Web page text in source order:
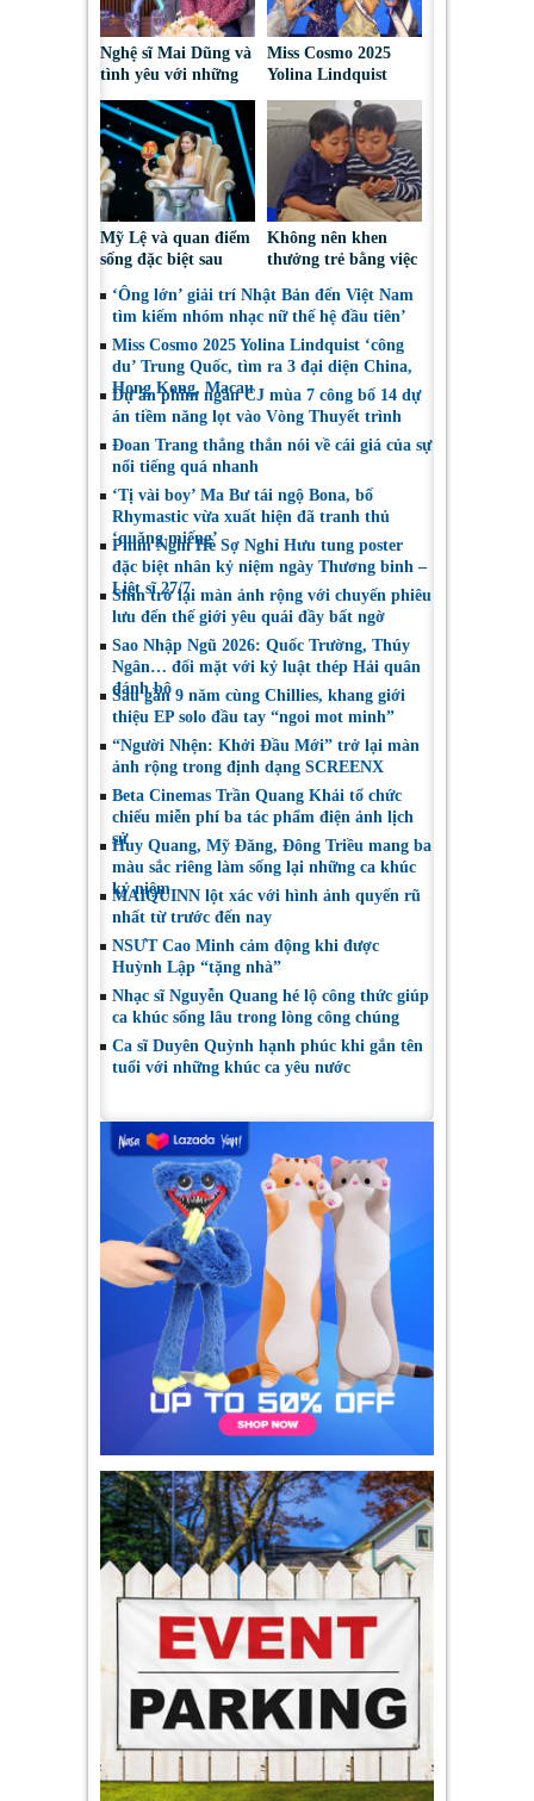
Nghệ sĩ Mai Dũng và
tình yêu với những
“vai ác dễ thương”
Miss Cosmo 2025
Yolina Lindquist
‘công du’ Nepal, tìm
đại diện mới tranh
tài Miss Cosmo 2026
Mỹ Lệ và quan điểm
sống đặc biệt sau
nhiều năm làm nghề
Không nên khen
thưởng trẻ bằng việc
thoại
‘Ông lớn’ giải trí Nhật Bản đến Việt Nam
tìm kiếm nhóm nhạc nữ thế hệ đầu tiên’
Miss Cosmo 2025 Yolina Lindquist ‘công
du’ Trung Quốc, tìm ra 3 đại diện China,
Hong Kong, Macau
Dự án phim ngắn CJ mùa 7 công bố 14 dự
án tiềm năng lọt vào Vòng Thuyết trình
Đoan Trang thẳng thắn nói về cái giá của sự
nổi tiếng quá nhanh
‘Tị vài boy’ Ma Bư tái ngộ Bona, bố
Rhymastic vừa xuất hiện đã tranh thủ
‘quăng miếng’
Phim Nghỉ Hè Sợ Nghỉ Hưu tung poster
đặc biệt nhân kỷ niệm ngày Thương binh –
Liệt sĩ 27/7
Shin trở lại màn ảnh rộng với chuyến phiêu
lưu đến thế giới yêu quái đầy bất ngờ
Sao Nhập Ngũ 2026: Quốc Trường, Thúy
Ngân… đối mặt với kỷ luật thép Hải quân
đánh bộ
Sau gần 9 năm cùng Chillies, khang giới
thiệu EP solo đầu tay “ngoi mot minh”
“Người Nhện: Khởi Đầu Mới” trở lại màn
ảnh rộng trong định dạng SCREENX
Beta Cinemas Trần Quang Khải tổ chức
chiếu miễn phí ba tác phẩm điện ảnh lịch
sử
Huy Quang, Mỹ Đăng, Đông Triều mang ba
màu sắc riêng làm sống lại những ca khúc
kỷ niệm
MAIQUINN lột xác với hình ảnh quyến rũ
nhất từ trước đến nay
NSƯT Cao Minh cảm động khi được
Huỳnh Lập “tặng nhà”
Nhạc sĩ Nguyễn Quang hé lộ công thức giúp
ca khúc sống lâu trong lòng công chúng
Ca sĩ Duyên Quỳnh hạnh phúc khi gắn tên
tuổi với những khúc ca yêu nước